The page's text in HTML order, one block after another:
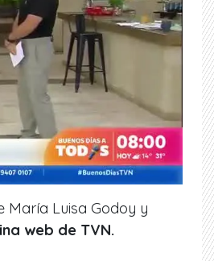
María Luisa Godoy y
web de TVN.